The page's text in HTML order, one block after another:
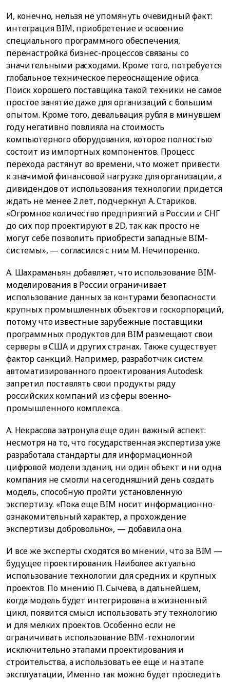
И, конечно, нельзя не упомянуть очевидный факт:
интеграция BIM, приобретение и освоение
специального программного обеспечения,
перенастройка бизнес-процессов связаны со
значительными расходами. Кроме того, потребуется
глобальное техническое переоснащение офиса.
Поиск хорошего поставщика такой техники не самое
простое занятие даже для организаций с большим
опытом. Кроме того, девальвация рубля в минувшем
году негативно повлияла на стоимость
компьютерного оборудования, которое полностью
состоит из импортных компонентов. Процесс
перехода растянут во времени, что может привести
к значимой финансовой нагрузке для организации, а
дивидендов от использования технологии придется
ждать не менее 2 лет, подчеркнул А. Стариков.
«Огромное количество предприятий в России и СНГ
до сих пор проектируют в 2D, так как просто не
могут себе позволить приобрести западные BIM-
системы», — согласился с ним М. Нечипоренко.
А. Шахраманьян добавляет, что использование BIM-
моделирования в России ограничивает
использование данных за контурами безопасности
крупных промышленных объектов и госкорпораций,
потому что известные зарубежные поставщики
программных продуктов для BIM размещают свои
серверы в США и других странах. Также существует
фактор санкций. Например, разработчик систем
автоматизированного проектирования Autodesk
запретил поставлять свои продукты ряду
российских компаний из сферы военно-
промышленного комплекса.
А. Некрасова затронула еще один важный аспект:
несмотря на то, что государственная экспертиза уже
разработала стандарты для информационной
цифровой модели здания, ни один объект и ни одна
компания не смогли на сегодняшний день создать
модель, способную пройти установленную
экспертизу. «Пока еще BIM носит информационно-
ознакомительный характер, а прохождение
экспертизы добровольно», — добавила она.
И все же эксперты сходятся во мнении, что за BIM —
будущее проектирования. Наиболее актуально
использование технологии для средних и крупных
проектов. По мнению П. Сычева, в дальнейшем,
когда модель будет интегрирована в жизненный
цикл, появится смысл использовать эту технологию
и для мелких проектов. Особенно если не
ограничивать использование BIM-технологии
исключительно этапами проектирования и
строительства, а использовать ее еще и на этапе
эксплуатации, Именно так можно будет проследить